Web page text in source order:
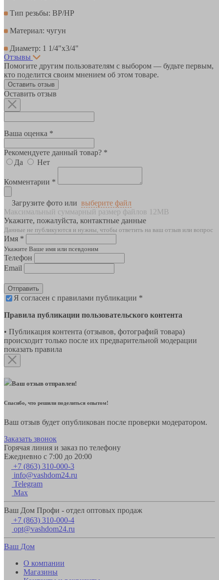
Тип резьбы: ВР/НР
Материал: чугун
Диаметр: 1 1/4"х3/4"
Отзывы
Помогите другим пользователям с выбором — будьте первым,
кто поделится своим мнением об этом товаре.
Оставить отзыв
Оставить отзыв
Ваша оценка *
Рекомендуете данный товар? *
Да
Нет
Комментарии *
Загрузите фото или выберите файл
Максимальный суммарный размер файлов 12MB
Укажите, пожалуйста, контактные данные
Данные не публикуются и нужны, чтобы ответить на ваш отзыв или вопрос
Имя *
Укажите Ваше имя или псевдоним
Телефон
Email
Отправить
Я согласен с правилами публикации *
Правила публикации пользовательского контента
• Публикация контента (отзывов, фотографий товара)
происходит только после их предварительной модерации
показать правила
Ваш отзыв отправлен!
Спасибо, что решили поделиться опытом!
Ваш отзыв будет опубликован после проверки модератором.
Заказать звонок
Горячая линия и заказ по телефону
Ежедневно с 7:00 до 20:00
+7 (863) 310-000-3
info@vashdom24.ru
Telegram
Max
Ваш Дом Профи - отдел оптовых продаж
+7 (863) 310-000-4
opt@vashdom24.ru
Ваш Дом
О компании
Магазины